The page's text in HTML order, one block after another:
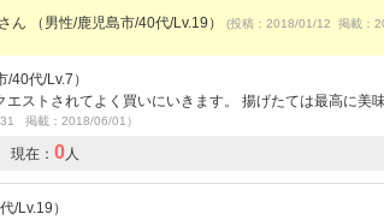
さん （男性/鹿児島市/40代/Lv.19） (投稿：2018/01/12 掲載：
40代/Lv.7）
ストされてよく買いにいきます。 揚げたては最高に美
31 掲載：2018/06/01）
現在： 0人
/Lv.19）